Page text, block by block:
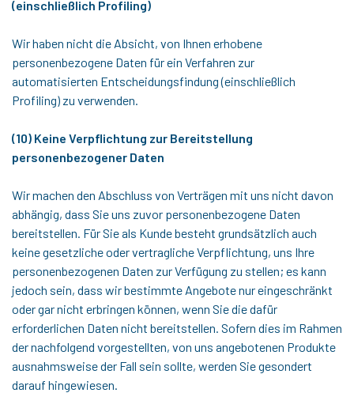
(einschließlich Profiling)
Wir haben nicht die Absicht, von Ihnen erhobene
personenbezogene Daten für ein Verfahren zur
automatisierten Entscheidungsfindung (einschließlich
Profiling) zu verwenden.
(10) Keine Verpflichtung zur Bereitstellung
personenbezogener Daten
Wir machen den Abschluss von Verträgen mit uns nicht davon
abhängig, dass Sie uns zuvor personenbezogene Daten
bereitstellen. Für Sie als Kunde besteht grundsätzlich auch
keine gesetzliche oder vertragliche Verpflichtung, uns Ihre
personenbezogenen Daten zur Verfügung zu stellen; es kann
jedoch sein, dass wir bestimmte Angebote nur eingeschränkt
oder gar nicht erbringen können, wenn Sie die dafür
erforderlichen Daten nicht bereitstellen. Sofern dies im Rahmen
der nachfolgend vorgestellten, von uns angebotenen Produkte
ausnahmsweise der Fall sein sollte, werden Sie gesondert
darauf hingewiesen.